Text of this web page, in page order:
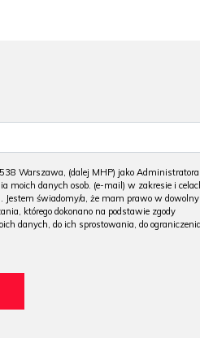
Warszawa, (dalej MHP) jako Administratora
moich danych osob. (e-mail) w zakresie i
Jestem świadomy/a, że mam prawo w
którego dokonano na podstawie zgody
danych, do ich sprostowania, do ograniczenia